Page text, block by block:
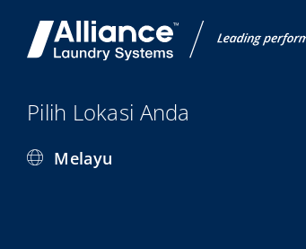
Pilih Lokasi Anda
Melayu